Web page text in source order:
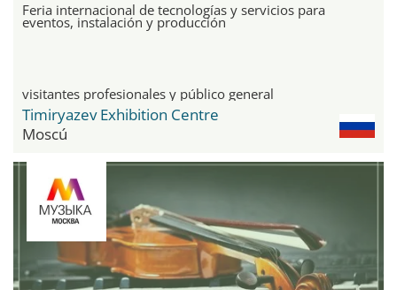
Feria internacional de tecnologías y servicios para
eventos, instalación y producción
visitantes profesionales y público general
Timiryazev Exhibition Centre
Moscú